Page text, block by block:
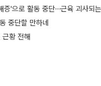
증'으로 활동 중단⋯근육 괴사되
중단할 만하네
황 전해